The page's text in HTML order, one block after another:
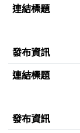
連結標題
發布資訊
連結標題
發布資訊